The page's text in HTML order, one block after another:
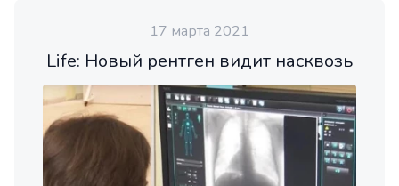
17 марта 2021
Life: Новый рентген видит насквозь